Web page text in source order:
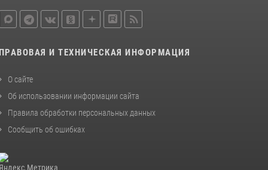
Состоялась рабочая встреча директора
полномочного представителя Президента
30 июля 2026, 15:35
ПРАВОВАЯ И ТЕХНИЧЕСКАЯ ИНФОРМАЦИЯ
О сайте
Об использовании информации сайта
Правила обработки персональных данных
Сообщить об ошибках